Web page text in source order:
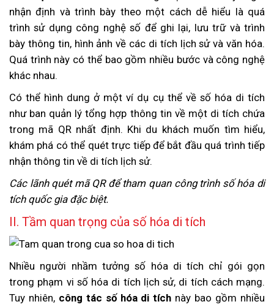
nhận định và trình bày theo một cách dễ hiểu là quá
trình sử dụng công nghệ số để ghi lại, lưu trữ và trình
bày thông tin, hình ảnh về các di tích lịch sử và văn hóa.
Quá trình này có thể bao gồm nhiều bước và công nghệ
khác nhau.
Có thể hình dung ở một ví dụ cụ thể về số hóa di tích
như ban quản lý tổng hợp thông tin về một di tích chứa
trong mã QR nhất định. Khi du khách muốn tìm hiểu,
khám phá có thể quét trực tiếp để bắt đầu quá trình tiếp
nhận thông tin về di tích lịch sử.
Các lãnh quét mã QR để tham quan công trình số hóa di
tích quốc gia đặc biệt.
II. Tầm quan trọng của số hóa di tích
Nhiều người nhầm tưởng số hóa di tích chỉ gói gọn
trong phạm vi số hóa di tích lịch sử, di tích cách mạng.
Tuy nhiên, công tác số hóa di tích này bao gồm nhiều